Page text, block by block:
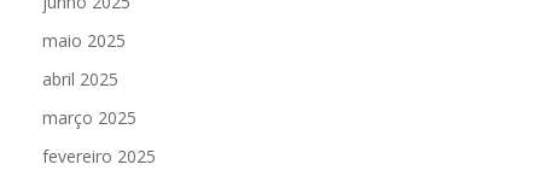
maio 2025
abril 2025
março 2025
fevereiro 2025